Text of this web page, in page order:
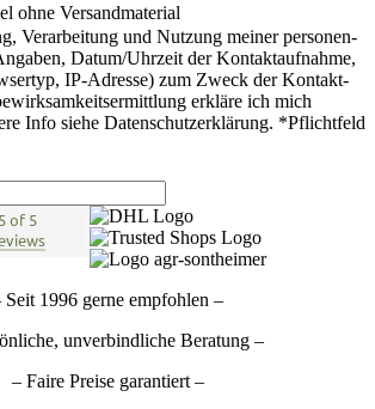
ohne Versandmaterial
Verarbeitung und Nutzung meiner per­sonen­
Datum/Uhrzeit der Kontakt­auf­nahme,
IP-Adresse) zum Zweck der Kontakt­
erkläre ich mich
Info siehe Daten­schutzerklärung. *Pflichtfeld
5 of 5
Seit 1996 gerne empfohlen –
unverbindliche Beratung –
– Faire Preise garantiert –